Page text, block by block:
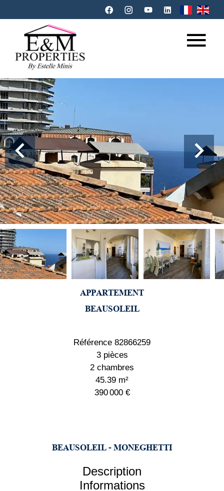
APPARTEMENT
BEAUSOLEIL
Référence 82866259
3 pièces
2 chambres
45.39 m²
390 000 €
BEAUSOLEIL - MONEGHETTI
Description
Informations